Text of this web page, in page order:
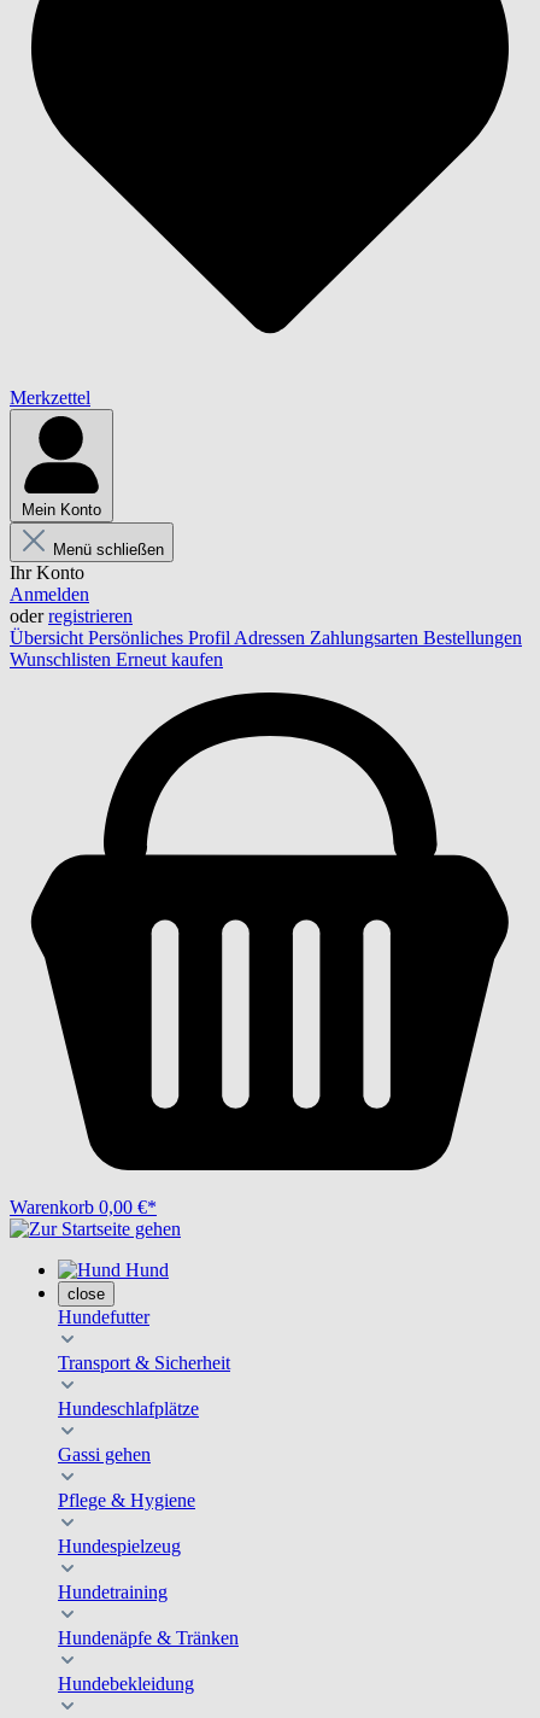
Merkzettel
Mein Konto
Menü schließen
Ihr Konto
Anmelden
oderregistrieren
Übersicht Persönliches Profil Adressen Zahlungsarten Bestellungen
Wunschlisten Erneut kaufen
Warenkorb 0,00 €*
Hund
close
Hundefutter
Transport & Sicherheit
Hundeschlafplätze
Gassi gehen
Pflege & Hygiene
Hundespielzeug
Hundetraining
Hundenäpfe & Tränken
Hundebekleidung